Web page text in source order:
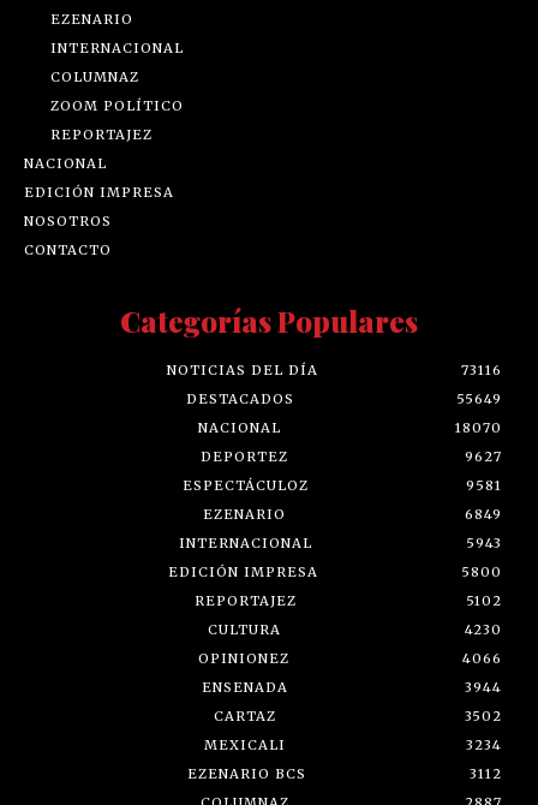
EZENARIO
INTERNACIONAL
COLUMNAZ
ZOOM POLÍTICO
REPORTAJEZ
NACIONAL
EDICIÓN IMPRESA
NOSOTROS
CONTACTO
Categorías Populares
NOTICIAS DEL DÍA
73116
DESTACADOS
55649
NACIONAL
18070
DEPORTEZ
9627
ESPECTÁCULOZ
9581
EZENARIO
6849
INTERNACIONAL
5943
EDICIÓN IMPRESA
5800
REPORTAJEZ
5102
CULTURA
4230
OPINIONEZ
4066
ENSENADA
3944
CARTAZ
3502
MEXICALI
3234
EZENARIO BCS
3112